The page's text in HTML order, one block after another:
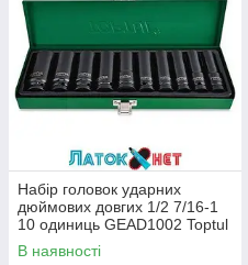
Набір головок ударних
дюймових довгих 1/2 7/16-1
10 одиниць GEAD1002 Toptul
В наявності